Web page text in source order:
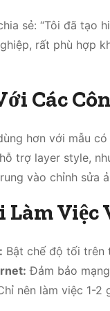
sẻ: “Tôi đã tạo
rất phù hợp
Các
hơn với mẫu
trợ layer style,
vào chỉnh sửa
Làm Việc
Bật chế độ tối trên
Đảm bảo
nên làm việc 1-2